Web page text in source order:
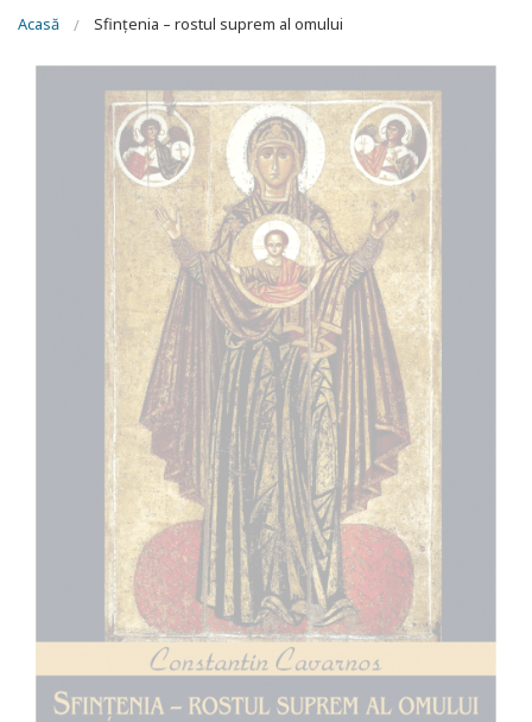
Eşti aici
Acasă Sfințenia – rostul suprem al omului